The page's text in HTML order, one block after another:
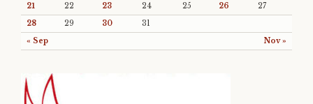
« Sep Nov »
21
22 23 24 25 26
27
28
29 30 31